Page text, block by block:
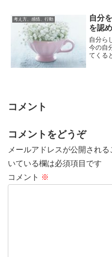
考え方、感情、行動
自分
を認
自分ら
今の自
てくる
コメント
コメントをどうぞ
メールアドレスが公開される
いている欄は必須項目です
コメント ※